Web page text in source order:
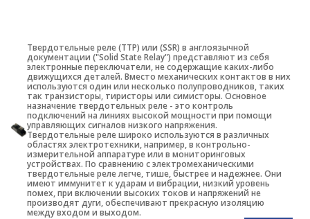
Твердотельные реле (ТТР) или (SSR) в англоязычной
документации ("Solid State Relay") представляют из себя
электронные переключатели, не содержащие каких-либо
движущихся деталей. Вместо механических контактов в них
используются один или несколько полупроводников, таких
так транзисторы, тиристоры или симисторы. Основное
назначение твердотельных реле - это контроль
подключений на линиях высокой мощности при помощи
управляющих сигналов низкого напряжения.
Твердотельные реле широко используются в различных
областях электротехники, например, в контрольно-
измерительной аппаратуре или в мониторинговых
устройствах. По сравнению с электромеханическими
твердотельные реле легче, тише, быстрее и надежнее. Они
имеют иммунитет к ударам и вибрации, низкий уровень
помех, при включении высоких токов и напряжений не
производят дуги, обеспечивают прекрасную изоляцию
между входом и выходом.